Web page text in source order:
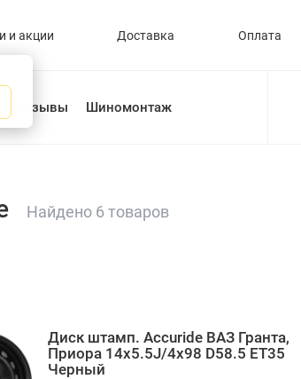
и акции Доставка Оплата
Отзывы Шиномонтаж
Найдено 6 товаров
Диск штамп. Accuride ВАЗ Гранта,
Приора 14x5.5J/4x98 D58.5 ET35
Черный